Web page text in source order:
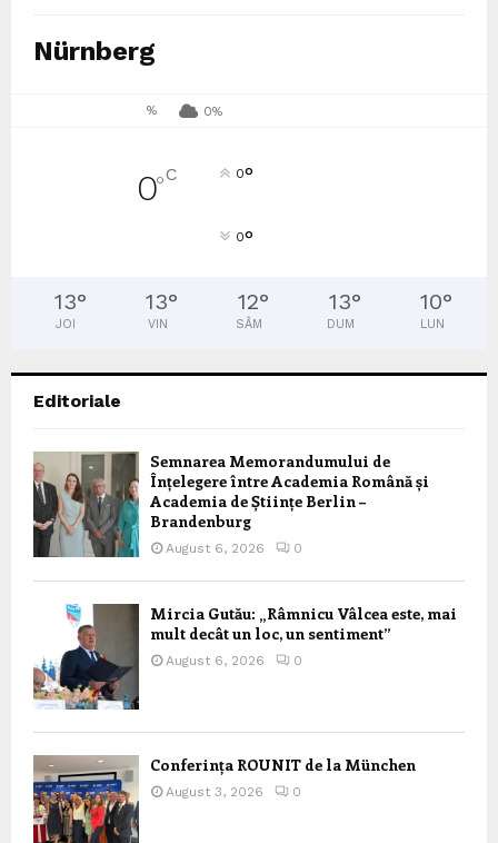
Nürnberg
% 0%
0°C 0°
0°
13°
JOI
13°
VIN
12°
SÂM
13°
DUM
10°
LUN
Editoriale
Semnarea Memorandumului de
Înțelegere între Academia Română și
Academia de Științe Berlin –
Brandenburg
August 6, 2026 0
Mircia Gutău: „Râmnicu Vâlcea este, mai
mult decât un loc, un sentiment”
August 6, 2026 0
Conferința ROUNIT de la München
August 3, 2026 0